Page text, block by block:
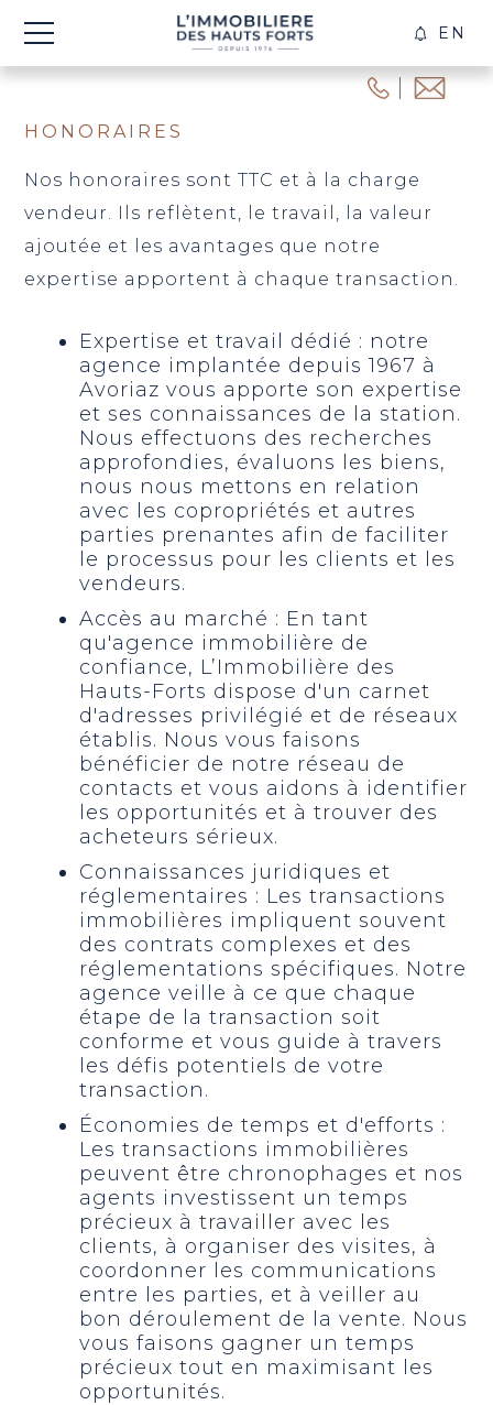
EN
HONORAIRES
Nos honoraires sont TTC et à la charge
vendeur. Ils reflètent, le travail, la valeur
ajoutée et les avantages que notre
expertise apportent à chaque transaction.
Expertise et travail dédié : notre
agence implantée depuis 1967 à
Avoriaz vous apporte son expertise
et ses connaissances de la station.
Nous effectuons des recherches
approfondies, évaluons les biens,
nous nous mettons en relation
avec les copropriétés et autres
parties prenantes afin de faciliter
le processus pour les clients et les
vendeurs.
Accès au marché : En tant
qu'agence immobilière de
confiance, L’Immobilière des
Hauts-Forts dispose d'un carnet
d'adresses privilégié et de réseaux
établis. Nous vous faisons
bénéficier de notre réseau de
contacts et vous aidons à identifier
les opportunités et à trouver des
acheteurs sérieux.
Connaissances juridiques et
réglementaires : Les transactions
immobilières impliquent souvent
des contrats complexes et des
réglementations spécifiques. Notre
agence veille à ce que chaque
étape de la transaction soit
conforme et vous guide à travers
les défis potentiels de votre
transaction.
Économies de temps et d'efforts :
Les transactions immobilières
peuvent être chronophages et nos
agents investissent un temps
précieux à travailler avec les
clients, à organiser des visites, à
coordonner les communications
entre les parties, et à veiller au
bon déroulement de la vente. Nous
vous faisons gagner un temps
précieux tout en maximisant les
opportunités.